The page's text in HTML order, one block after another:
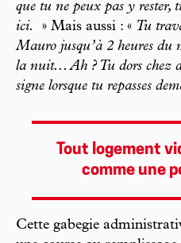
que tu ne peux pas y rester,
ici.
» Mais aussi : « Tu
Mauro jusqu’à 2 heures du
la nuit... Ah ? Tu dors chez
signe lorsque tu repasses
Tout logement
comme une
Cette gabegie